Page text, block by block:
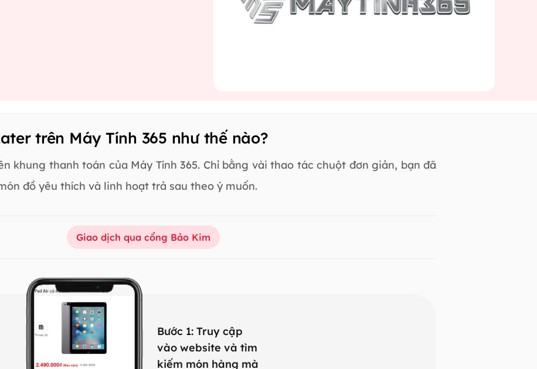
trên Máy Tính 365 như thế nào?
khung thanh toán của Máy Tính 365. Chỉ bằng vài thao tác chuột đơn giản, bạn đã
đồ yêu thích và linh hoạt trả sau theo ý muốn.
Giao dịch qua cổng Bảo Kim
Bước 1: Truy cập
vào website và tìm
kiếm món hàng mà